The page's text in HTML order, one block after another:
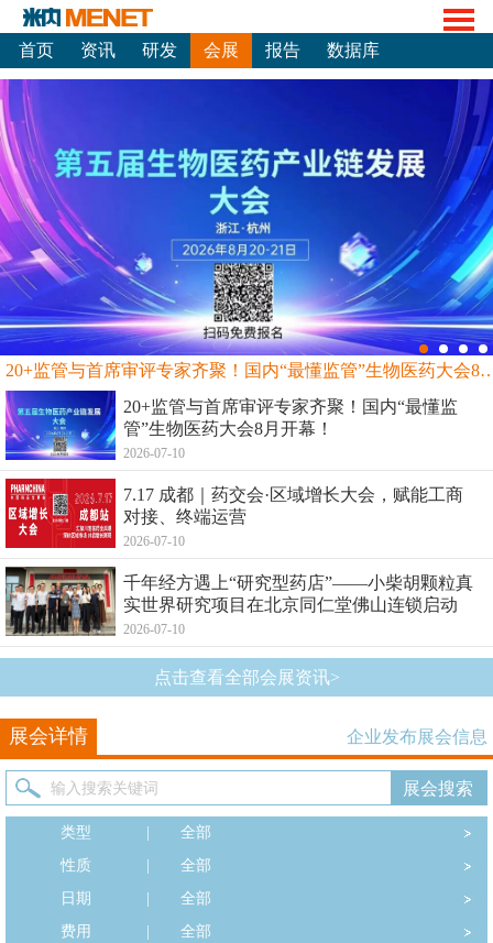
首页 资讯 研发 会展 报告 数据库
20+监管与首席审评专家齐聚！国内“最
20+监管与首席审评专家齐聚！国内“最懂监
管”生物医药大会8月开幕！
2026-07-10
7.17 成都｜药交会·区域增长大会，赋能工商
对接、终端运营
2026-07-10
千年经方遇上“研究型药店”——小柴胡颗粒真
实世界研究项目在北京同仁堂佛山连锁启动
2026-07-10
点击查看全部会展资讯>
展会详情 企业发布展会信息
类型
全部
性质
全部
日期
全部
费用
全部